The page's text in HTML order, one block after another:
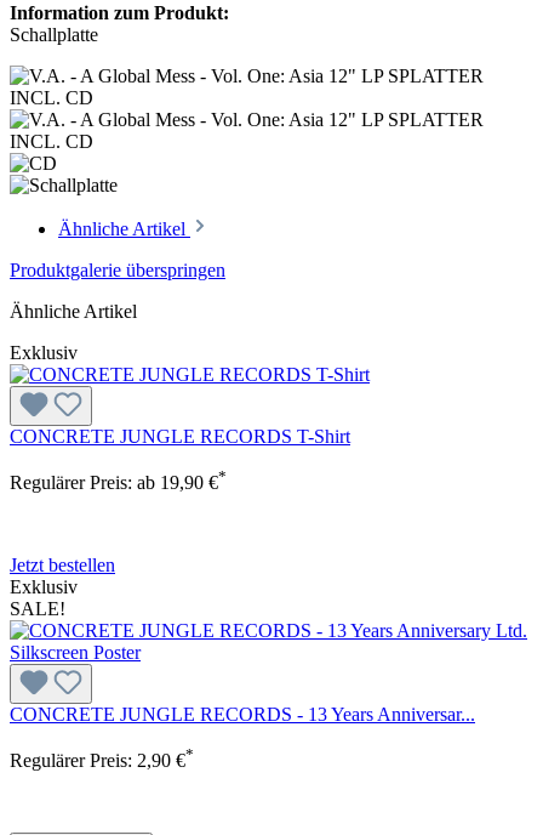
Information zum Produkt:
Schallplatte
Ähnliche Artikel
Produktgalerie überspringen
Ähnliche Artikel
Exklusiv
CONCRETE JUNGLE RECORDS T-Shirt
Regulärer Preis: ab 19,90 €*
Jetzt bestellen
Exklusiv
SALE!
CONCRETE JUNGLE RECORDS - 13 Years Anniversar...
Regulärer Preis: 2,90 €*